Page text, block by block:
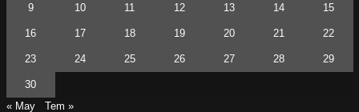
9 10 11 12 13 14 15
16 17 18 19 20 21 22
23 24 25 26 27 28 29
30
« May
Tem »